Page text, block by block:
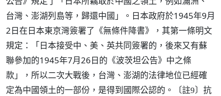
台灣、澎湖列島等，歸還中國」。日本政府於1945年9月
2日在日本東京灣簽署了《無條件降書》，其第一條明文
規定：「日本接受中、美、英共同簽署的，後來又有蘇
聯參加的1945年7月26日的《波茨坦公告》中之條
款」，所以二次大戰後，台灣、澎湖的法律地位已經確
定為中國領土的一部份，是得到國際公認的。
〔註9〕 抗